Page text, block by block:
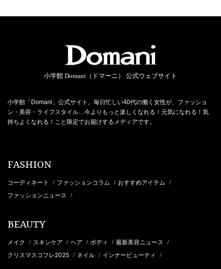
小学館 Domani（ドマーニ） 公式ウェブサイト
小学館「Domani」公式サイト。毎日忙しい40代の働く女性が、ファッショ
ン・美容・ライフスタイル…今よりもっと楽しくなれる！元気になれる！気
持ちよくなれる！こと限定でお届けするメディアです。
FASHION
コーディネート / ファッションコラム / おすすめアイテム /
ファッションニュース /
BEAUTY
メイク / スキンケア / ヘア / ボディ / 最新美容ニュース /
クリスマスコフレ2025 / ネイル / インナービューティ /